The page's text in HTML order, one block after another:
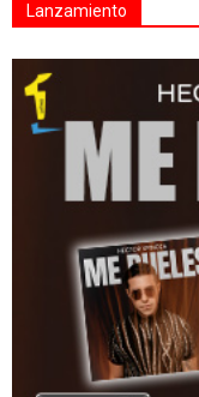
Lanzamiento